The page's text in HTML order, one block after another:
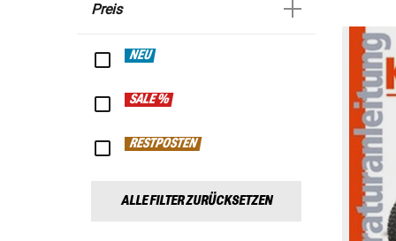
Preis
NEU
SALE %
RESTPOSTEN
ALLE FILTER ZURÜCKSETZEN